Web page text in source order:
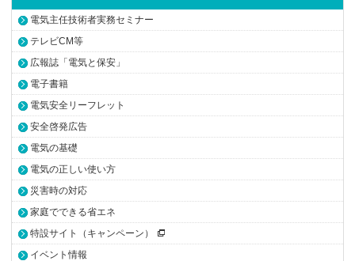
電気主任技術者実務セミナー
テレビCM等
広報誌「電気と保安」
電子書籍
電気安全リーフレット
安全啓発広告
電気の基礎
電気の正しい使い方
災害時の対応
家庭でできる省エネ
特設サイト（キャンペーン）
イベント情報